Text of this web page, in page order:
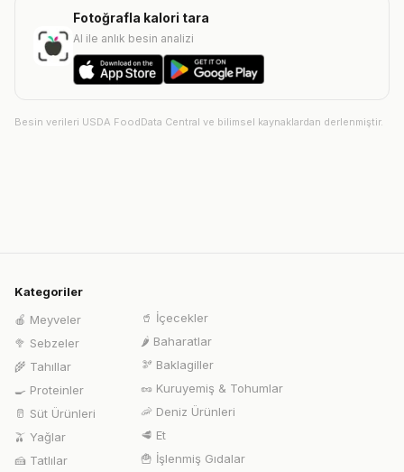
Fotoğrafla kalori tara
AI ile anlık besin analizi
Besin verileri USDA FoodData Central ve bilimsel kaynaklardan derlenmiştir.
Kategoriler
🍎 Meyveler
🥦 Sebzeler
🌾 Tahıllar
🍳 Proteinler
🥛 Süt Ürünleri
🫒 Yağlar
🍰 Tatlılar
🥤 İçecekler
🌶️ Baharatlar
🫘 Baklagiller
🥜 Kuruyemiş & Tohumlar
🦐 Deniz Ürünleri
🥩 Et
🍟 İşlenmiş Gıdalar